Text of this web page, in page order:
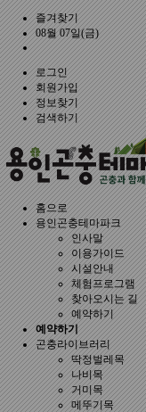
즐겨찾기
08월 07일(금)
로그인
회원가입
정보찾기
검색하기
홈으로
용인곤충테마파크
인사말
이용가이드
시설안내
체험프로그램
찾아오시는 길
예약하기
예약하기
곤충라이브러리
딱정벌레목
나비목
거미목
메뚜기목